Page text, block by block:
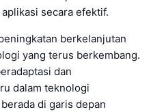
secara efektif.
berkelanjutan
yang terus berkembang.
dan
dalam teknologi
di garis depan